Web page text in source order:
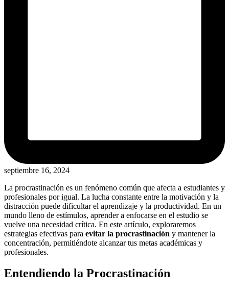
septiembre 16, 2024
La procrastinación es un fenómeno común que afecta a estudiantes y
profesionales por igual. La lucha constante entre la motivación y la
distracción puede dificultar el aprendizaje y la productividad. En un
mundo lleno de estímulos, aprender a enfocarse en el estudio se
vuelve una necesidad crítica. En este artículo, exploraremos
estrategias efectivas para evitar la procrastinación y mantener la
concentración, permitiéndote alcanzar tus metas académicas y
profesionales.
Entendiendo la Procrastinación